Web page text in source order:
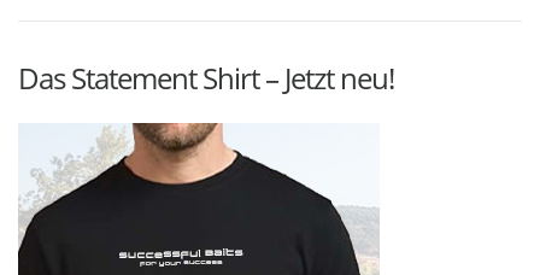
Das Statement Shirt – Jetzt neu!